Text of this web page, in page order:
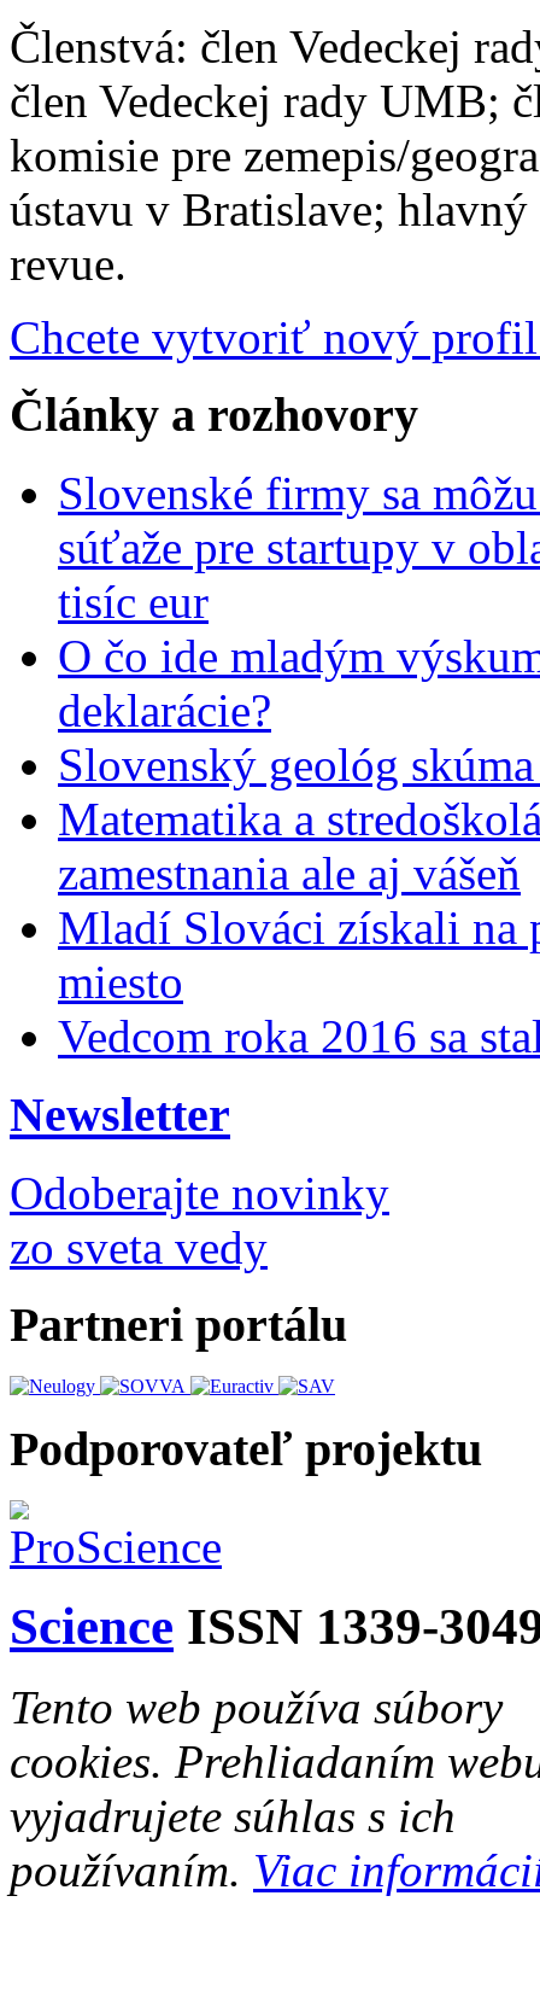
Členstvá: člen Vedeckej
člen Vedeckej rady UMB;
komisie pre zemepis/
ústavu v Bratislave;
revue.
Chcete vytvoriť nový
Články a rozhovory
Slovenské firmy sa
súťaže pre startupy v
tisíc eur
O čo ide mladým
deklarácie?
Slovenský geológ
Matematika a
zamestnania ale aj vášeň
Mladí Slováci získali na
miesto
Vedcom roka 2016 sa
Newsletter
Odoberajte novinky
zo sveta vedy
Partneri portálu
Podporovateľ projektu
Science ISSN 1339-
Tento web používa súbory
cookies. Prehliadaním
vyjadrujete súhlas s ich
používaním. Viac